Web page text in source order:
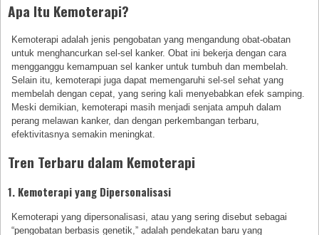
Apa Itu Kemoterapi?
Kemoterapi adalah jenis pengobatan yang mengandung obat-obatan
untuk menghancurkan sel-sel kanker. Obat ini bekerja dengan cara
mengganggu kemampuan sel kanker untuk tumbuh dan membelah.
Selain itu, kemoterapi juga dapat memengaruhi sel-sel sehat yang
membelah dengan cepat, yang sering kali menyebabkan efek samping.
Meski demikian, kemoterapi masih menjadi senjata ampuh dalam
perang melawan kanker, dan dengan perkembangan terbaru,
efektivitasnya semakin meningkat.
Tren Terbaru dalam Kemoterapi
1. Kemoterapi yang Dipersonalisasi
Kemoterapi yang dipersonalisasi, atau yang sering disebut sebagai
“pengobatan berbasis genetik,” adalah pendekatan baru yang